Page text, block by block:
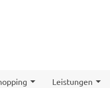
Leistungen